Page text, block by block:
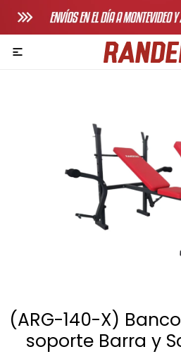

(ARG-140-X)
soporte Barra y
Bicicletas horizonales
Bicicletas spinning
Multigimnasios